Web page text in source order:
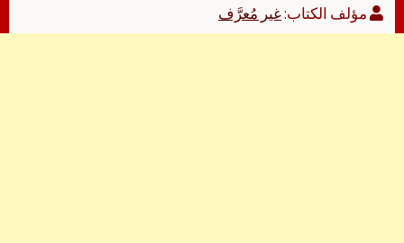
مؤلف الكتاب:غير مُعرَّف